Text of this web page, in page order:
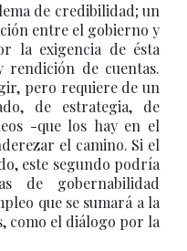
de credibilidad; un
entre el gobierno y
la exigencia de ésta
de cuentas.
pero requiere de un
de estrategia, de
-que los hay en el
el camino. Si el
este segundo podría
de gobernabilidad
que se sumará a la
como el diálogo por la